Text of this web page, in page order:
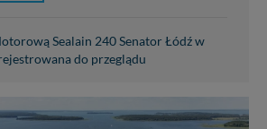
Sealain 240 Senator Łódź w
do przeglądu